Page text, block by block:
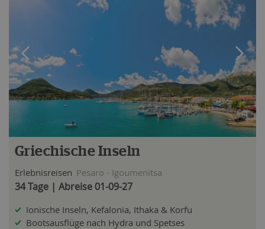
Griechische Inseln
Erlebnisreisen Pesaro - Igoumenitsa
34 Tage | Abreise 01-09-27
Ionische Inseln, Kefalonia, Ithaka & Korfu
Bootsausflüge nach Hydra und Spetses